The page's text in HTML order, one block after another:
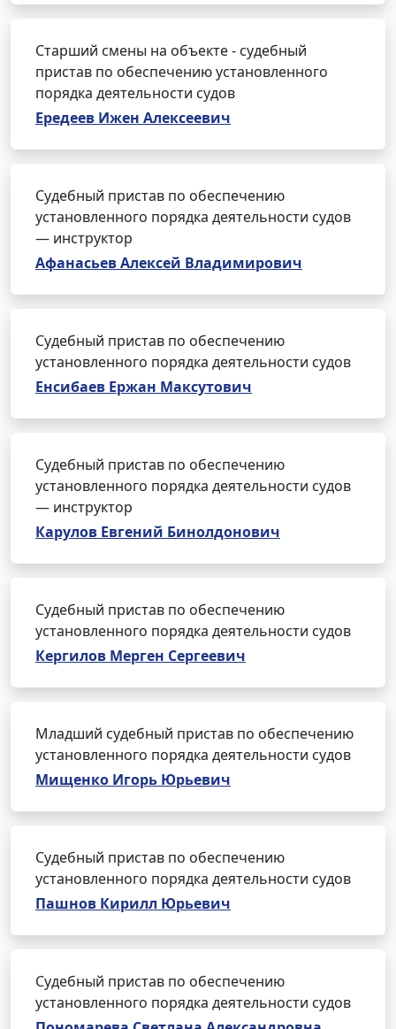
Старший смены на объекте - судебный
пристав по обеспечению установленного
порядка деятельности судов
Ередеев Ижен Алексеевич
Судебный пристав по обеспечению
установленного порядка деятельности судов
— инструктор
Афанасьев Алексей Владимирович
Судебный пристав по обеспечению
установленного порядка деятельности судов
Енсибаев Ержан Максутович
Судебный пристав по обеспечению
установленного порядка деятельности судов
— инструктор
Карулов Евгений Бинолдонович
Судебный пристав по обеспечению
установленного порядка деятельности судов
Кергилов Мерген Сергеевич
Младший судебный пристав по обеспечению
установленного порядка деятельности судов
Мищенко Игорь Юрьевич
Судебный пристав по обеспечению
установленного порядка деятельности судов
Пашнов Кирилл Юрьевич
Судебный пристав по обеспечению
установленного порядка деятельности судов